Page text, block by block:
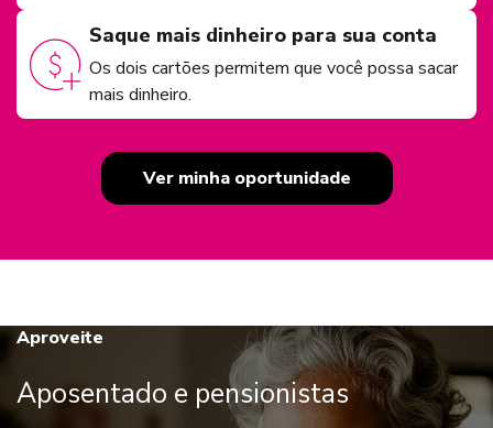
Saque mais dinheiro para sua conta
Os dois cartões permitem que você possa sacar
mais dinheiro.
Ver minha oportunidade
Aproveite
Aposentado e pensionistas